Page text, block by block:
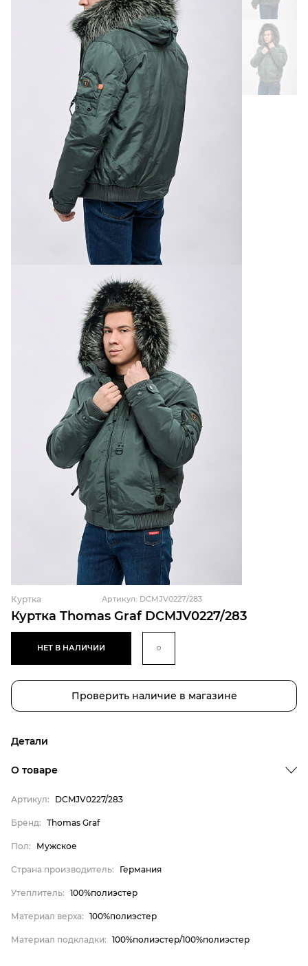
Куртка Thomas Graf DCMJV0227/283
Куртка Артикул: DCMJV0227/283
НЕТ В НАЛИЧИИ
Проверить наличие в магазине
Детали
Страна производитель
Утеплитель
Материал верха
Материал подкладки
100%полиэстер
О товаре
Артикул: DCMJV0227/283
Бренд: Thomas Graf
Пол: Мужское
Страна производитель: Германия
Утеплитель: 100%полиэстер
Материал верха: 100%полиэстер
Материал подкладки: 100%полиэстер/100%полиэстер